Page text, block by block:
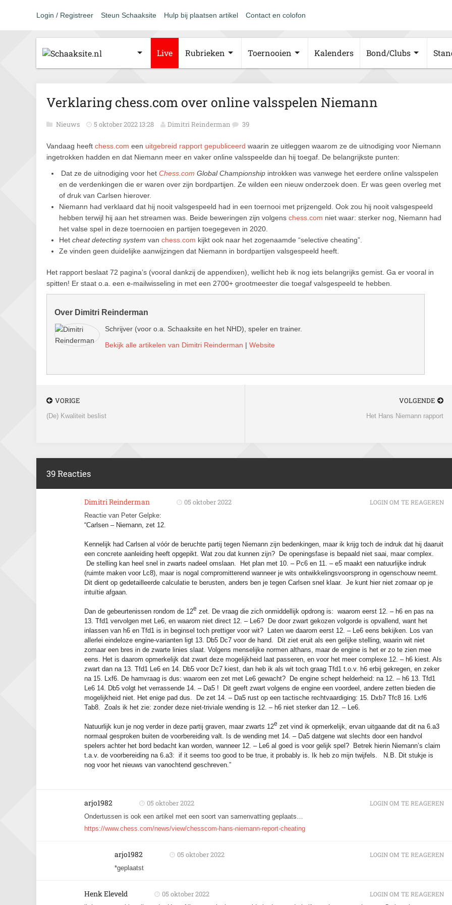
Login / Registreer Steun Schaaksite Hulp bij plaatsen artikel Contact en colofon
Live Rubrieken Toernooien Kalenders Bond/Clubs
Verklaring chess.com over online valsspelen Niemann
Nieuws 5 oktober 2022 13:28 Dimitri Reinderman 39
Vandaag heeft chess.com een uitgebreid rapport gepubliceerd waarin ze uitleggen waarom ze de uitnodiging voor Niemann
ingetrokken hadden en dat Niemann meer en vaker online valsspeelde dan hij toegaf. De belangrijkste punten:
Dat ze de uitnodiging voor het Chess.com Global Championship introkken was vanwege het eerdere online valsspelen
en de verdenkingen die er waren over zijn bordpartijen. Ze wilden een nieuw onderzoek doen. Er was geen overleg met
of druk van Carlsen hierover.
Niemann had verklaard dat hij nooit valsgespeeld had in een toernooi met prijzengeld. Ook zou hij nooit valsgespeeld
hebben terwijl hij aan het streamen was. Beide beweringen zijn volgens chess.com niet waar: sterker nog, Niemann had
het valse spel in deze toernooien en partijen toegegeven in 2020.
Het cheat detecting system van chess.com kijkt ook naar het zogenaamde “selective cheating”.
Ze vinden geen duidelijke aanwijzingen dat Niemann in bordpartijen valsgespeeld heeft.
Het rapport beslaat 72 pagina’s (vooral dankzij de appendixen), wellicht heb ik nog iets belangrijks gemist. Ga er vooral in
spitten! Er staat o.a. een e-mailwisseling in met een 2700+ grootmeester die toegaf valsgespeeld te hebben.
Over Dimitri Reinderman
Schrijver (voor o.a. Schaaksite en het NHD), speler en trainer.
Bekijk alle artikelen van Dimitri Reinderman | Website
VORIGE
(De) Kwaliteit beslist
VOLGENDE
Het Hans Niemann rapport
39 Reacties
Dimitri Reinderman 05 oktober 2022
Reactie van Peter Gelpke:
“Carlsen – Niemann, zet 12.
Kennelijk had Carlsen al vóór de beruchte partij tegen Niemann zijn bedenkingen, maar ik krijg toch de indruk dat hij daaruit
een concrete aanleiding heeft opgepikt. Wat zou dat kunnen zijn? De openingsfase is bepaald niet saai, maar complex.
De stelling kan heel snel in zwarts nadeel omslaan. Het plan met 10. – Pc6 en 11. – e5 maakt een natuurlijke indruk
(ruimte maken voor Lc8), maar is nogal compromitterend wanneer je wits ontwikkelingsvoorsprong in ogenschouw neemt.
Dit dient op gedetailleerde calculatie te berusten, anders ben je tegen Carlsen snel klaar. Je kunt hier niet zomaar op je
intuïtie afgaan.
Dan de gebeurtenissen rondom de 12e zet. De vraag die zich onmiddellijk opdrong is: waarom eerst 12. – h6 en pas na
13. Tfd1 vervolgen met Le6, en waarom niet direct 12. – Le6? De door zwart gekozen volgorde is opvallend, want het
inlassen van h6 en Tfd1 is in beginsel toch prettiger voor wit? Laten we daarom eerst 12. – Le6 eens bekijken. Los van
allerlei eindeloze engine-varianten ligt 13. Db5 Dc7 voor de hand. Dit ziet eruit als een gelijke stelling, waarin wit niet
zomaar een bres in de zwarte linies slaat. Volgens menselijke normen althans, maar de engine is het er zo te zien mee
eens. Het is daarom opmerkelijk dat zwart deze mogelijkheid laat passeren, en voor het meer complexe 12. – h6 kiest. Als
zwart dan na 13. Tfd1 Le6 en 14. Db5 voor Dc7 kiest, dan heb ik als wit toch graag Tfd1 t.o.v. h6 erbij gekregen, en zeker
na 15. Lxf6. De hamvraag is dus: waarom een zet met Le6 gewacht? De engine schept helderheid: na 12. – h6 13. Tfd1
Le6 14. Db5 volgt het verrassende 14. – Da5 ! Dit geeft zwart volgens de engine een voordeel, andere zetten bieden die
mogelijkheid niet. Het enige pad dus. De zet 14. – Da5 rust op een tactische rechtvaardiging: 15. Dxb7 Tfc8 16. Lxf6
Tab8. Zoals ik het zie: zonder deze niet-triviale wending is 12. – h6 niet sterker dan 12. – Le6.
Natuurlijk kun je nog verder in deze partij graven, maar zwarts 12e zet vind ik opmerkelijk, ervan uitgaande dat dit na 6.a3
normaal gesproken buiten de voorbereiding valt. Is de wending met 14. – Da5 datgene wat slechts door een handvol
spelers achter het bord bedacht kan worden, wanneer 12. – Le6 al goed is voor gelijk spel?
Betrek hierin Niemann’s claim
t.a.v. de voorbereiding na 6.a3: if it seems too good to be true, it probably is.
Ik heb zo mijn twijfels. N.B. Dit stukje is
nog voor het nieuws van vanochtend geschreven.”
LOGIN OM TE REAGEREN
arjo1982 05 oktober 2022
Ondertussen is ook een artikel met een soort van samenvatting geplaats…
https://www.chess.com/news/view/chesscom-hans-niemann-report-cheating
LOGIN OM TE REAGEREN
arjo1982 05 oktober 2022
*geplaatst
LOGIN OM TE REAGEREN
Henk Eleveld 05 oktober 2022 LOGIN OM TE REAGEREN